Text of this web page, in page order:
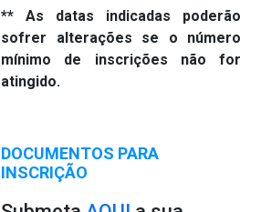
** As datas indicadas poderão
sofrer alterações se o número
mínimo de inscrições não for
atingido.
DOCUMENTOS PARA
INSCRIÇÃO